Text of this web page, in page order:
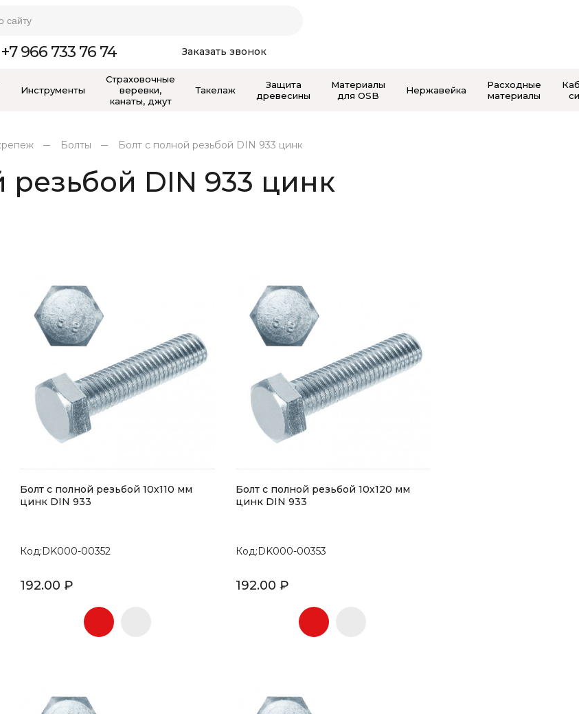
+7 966 733 76 74 Заказать звонок
Инструменты
Страховочные
веревки,
канаты, джут
Такелаж
Защита
древесины
Материалы
для OSB
Нержавейка
Расходные
материалы
Болты Болт с полной резьбой DIN 933 цинк
резьбой DIN 933 цинк
Болт с полной резьбой 10х110 мм
цинк DIN 933
Код:DK000-00352
192.00 ₽
Болт с полной резьбой 10х120 мм
цинк DIN 933
Код:DK000-00353
192.00 ₽